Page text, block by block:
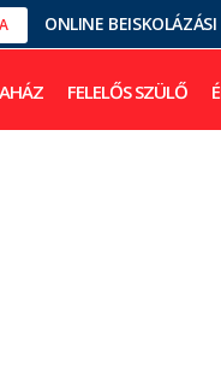
ONLINE BEISKOLÁZÁSI
FELELŐS SZÜLŐ